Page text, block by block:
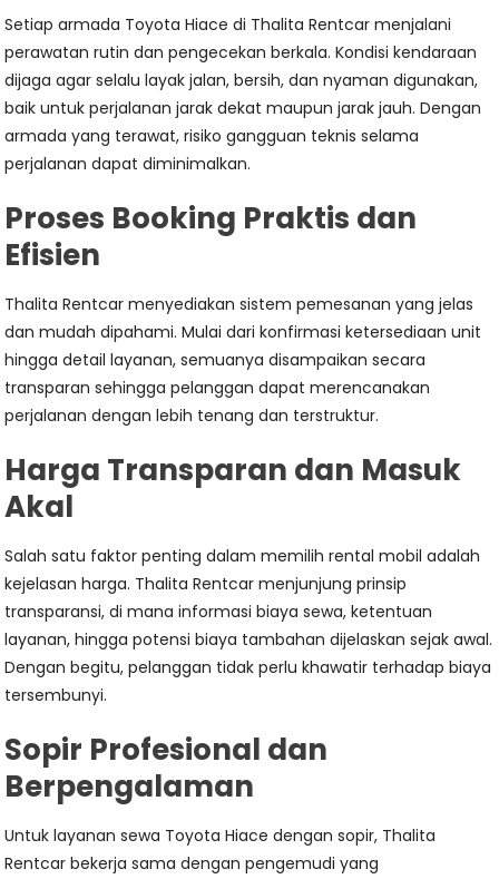
Setiap armada Toyota Hiace di Thalita Rentcar menjalani
perawatan rutin dan pengecekan berkala. Kondisi kendaraan
dijaga agar selalu layak jalan, bersih, dan nyaman digunakan,
baik untuk perjalanan jarak dekat maupun jarak jauh. Dengan
armada yang terawat, risiko gangguan teknis selama
perjalanan dapat diminimalkan.
Proses Booking Praktis dan
Efisien
Thalita Rentcar menyediakan sistem pemesanan yang jelas
dan mudah dipahami. Mulai dari konfirmasi ketersediaan unit
hingga detail layanan, semuanya disampaikan secara
transparan sehingga pelanggan dapat merencanakan
perjalanan dengan lebih tenang dan terstruktur.
Harga Transparan dan Masuk
Akal
Salah satu faktor penting dalam memilih rental mobil adalah
kejelasan harga. Thalita Rentcar menjunjung prinsip
transparansi, di mana informasi biaya sewa, ketentuan
layanan, hingga potensi biaya tambahan dijelaskan sejak awal.
Dengan begitu, pelanggan tidak perlu khawatir terhadap biaya
tersembunyi.
Sopir Profesional dan
Berpengalaman
Untuk layanan sewa Toyota Hiace dengan sopir, Thalita
Rentcar bekerja sama dengan pengemudi yang